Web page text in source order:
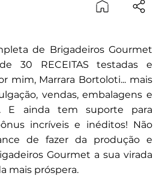
de Brigadeiros Gourmet
30 RECEITAS testadas e
mim, Marrara Bortoloti... mais
vendas, embalagens e
E ainda tem suporte para
incríveis e inéditos! Não
de fazer da produção e
Gourmet a sua virada
mais próspera.